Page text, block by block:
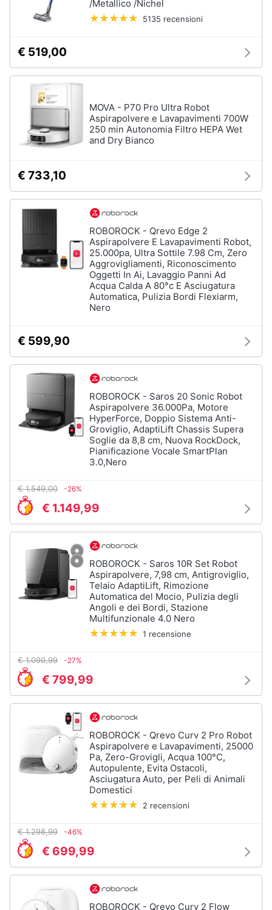
ricorrenze
Servizi
Assistenza
Esci
Lavastoviglie
Frigorifero
da
incasso
Cottura
Forno
incasso
tutti
stiro
Scopa
Friggitrice
aria
Macchina
caffè
Minipimer
Estrattore
Vedi
tutti
elettrodomestici
Termoventilatore
Condizionatori
Caminetto
Vedi
Elettrodomestici
professionali
industriali
Abbattitore
Macchine
/Metallico /Nichel
5135 recensioni
€ 519,00
MOVA - P70 Pro Ultra Robot
Aspirapolvere e Lavapavimenti 700W
250 min Autonomia Filtro HEPA Wet
and Dry Bianco
€ 733,10
ROBOROCK - Qrevo Edge 2
Aspirapolvere E Lavapavimenti Robot,
25.000pa, Ultra Sottile 7.98 Cm, Zero
Aggrovigliamenti, Riconoscimento
Oggetti In Ai, Lavaggio Panni Ad
Acqua Calda A 80°c E Asciugatura
Automatica, Pulizia Bordi Flexiarm,
Nero
€ 599,90
ROBOROCK - Saros 20 Sonic Robot
Aspirapolvere 36.000Pa, Motore
HyperForce, Doppio Sistema Anti-
Groviglio, AdaptiLift Chassis Supera
Soglie da 8,8 cm, Nuova RockDock,
Pianificazione Vocale SmartPlan
3.0,Nero
€ 1.549,00 -26%
€ 1.149,99
ROBOROCK - Saros 10R Set Robot
Aspirapolvere, 7,98 cm, Antigroviglio,
Telaio AdaptiLift, Rimozione
Automatica del Mocio, Pulizia degli
Angoli e dei Bordi, Stazione
Multifunzionale 4.0 Nero
1 recensione
€ 1.099,99 -27%
€ 799,99
ROBOROCK - Qrevo Curv 2 Pro Robot
Aspirapolvere e Lavapavimenti, 25000
Pa, Zero-Grovigli, Acqua 100°C,
Autopulente, Evita Ostacoli,
Asciugatura Auto, per Peli di Animali
Domestici
2 recensioni
€ 1.298,99 -46%
€ 699,99
ROBOROCK - Qrevo Curv 2 Flow